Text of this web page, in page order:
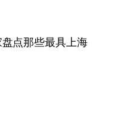
点那些最具上海